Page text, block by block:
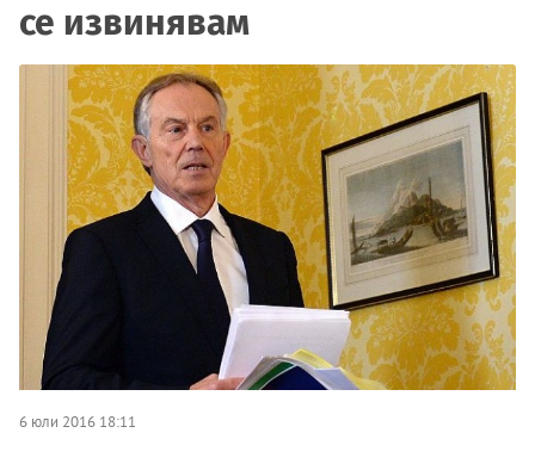
се извинявам
6 юли 2016 18:11